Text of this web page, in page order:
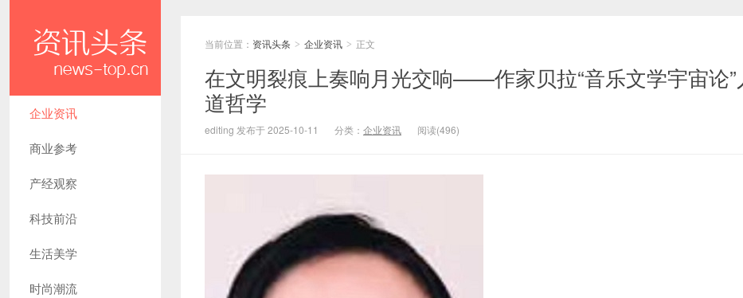
企业资讯
商业参考
产经观察
科技前沿
生活美学
时尚潮流
当前位置： 资讯头条 > 企业资讯 > 正文
在文明裂痕上奏响月光交响——作家贝拉“音乐文学宇宙论”
道哲学
editing 发布于 2025-10-11 分类： 企业资讯 阅读(496)